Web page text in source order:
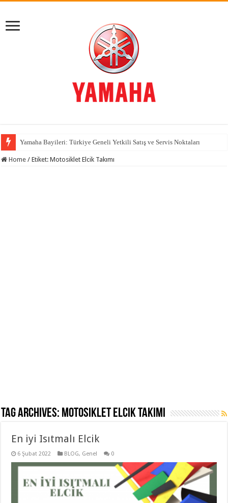
Yamaha Bayileri: Türkiye Geneli Yetkili Satış ve Servis Noktaları
Home / Etiket:Motosiklet Elcik Takımı
Tag Archives: Motosiklet Elcik Takımı
En iyi Isıtmalı Elcik
6 Şubat 2022 BLOG, Genel 0